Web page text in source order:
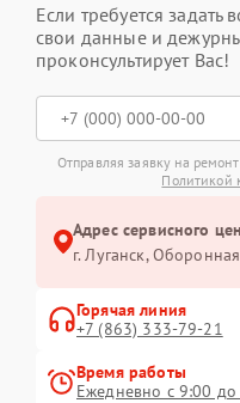
Если требуется задать
свои данные и
проконсультирует Вас!
Отправляя заявку на
Политикой
Адрес сервисного
г. Луганск,
Горячая линия
+7 (863) 333-79-21
Время работы
Ежедневно с 9:00